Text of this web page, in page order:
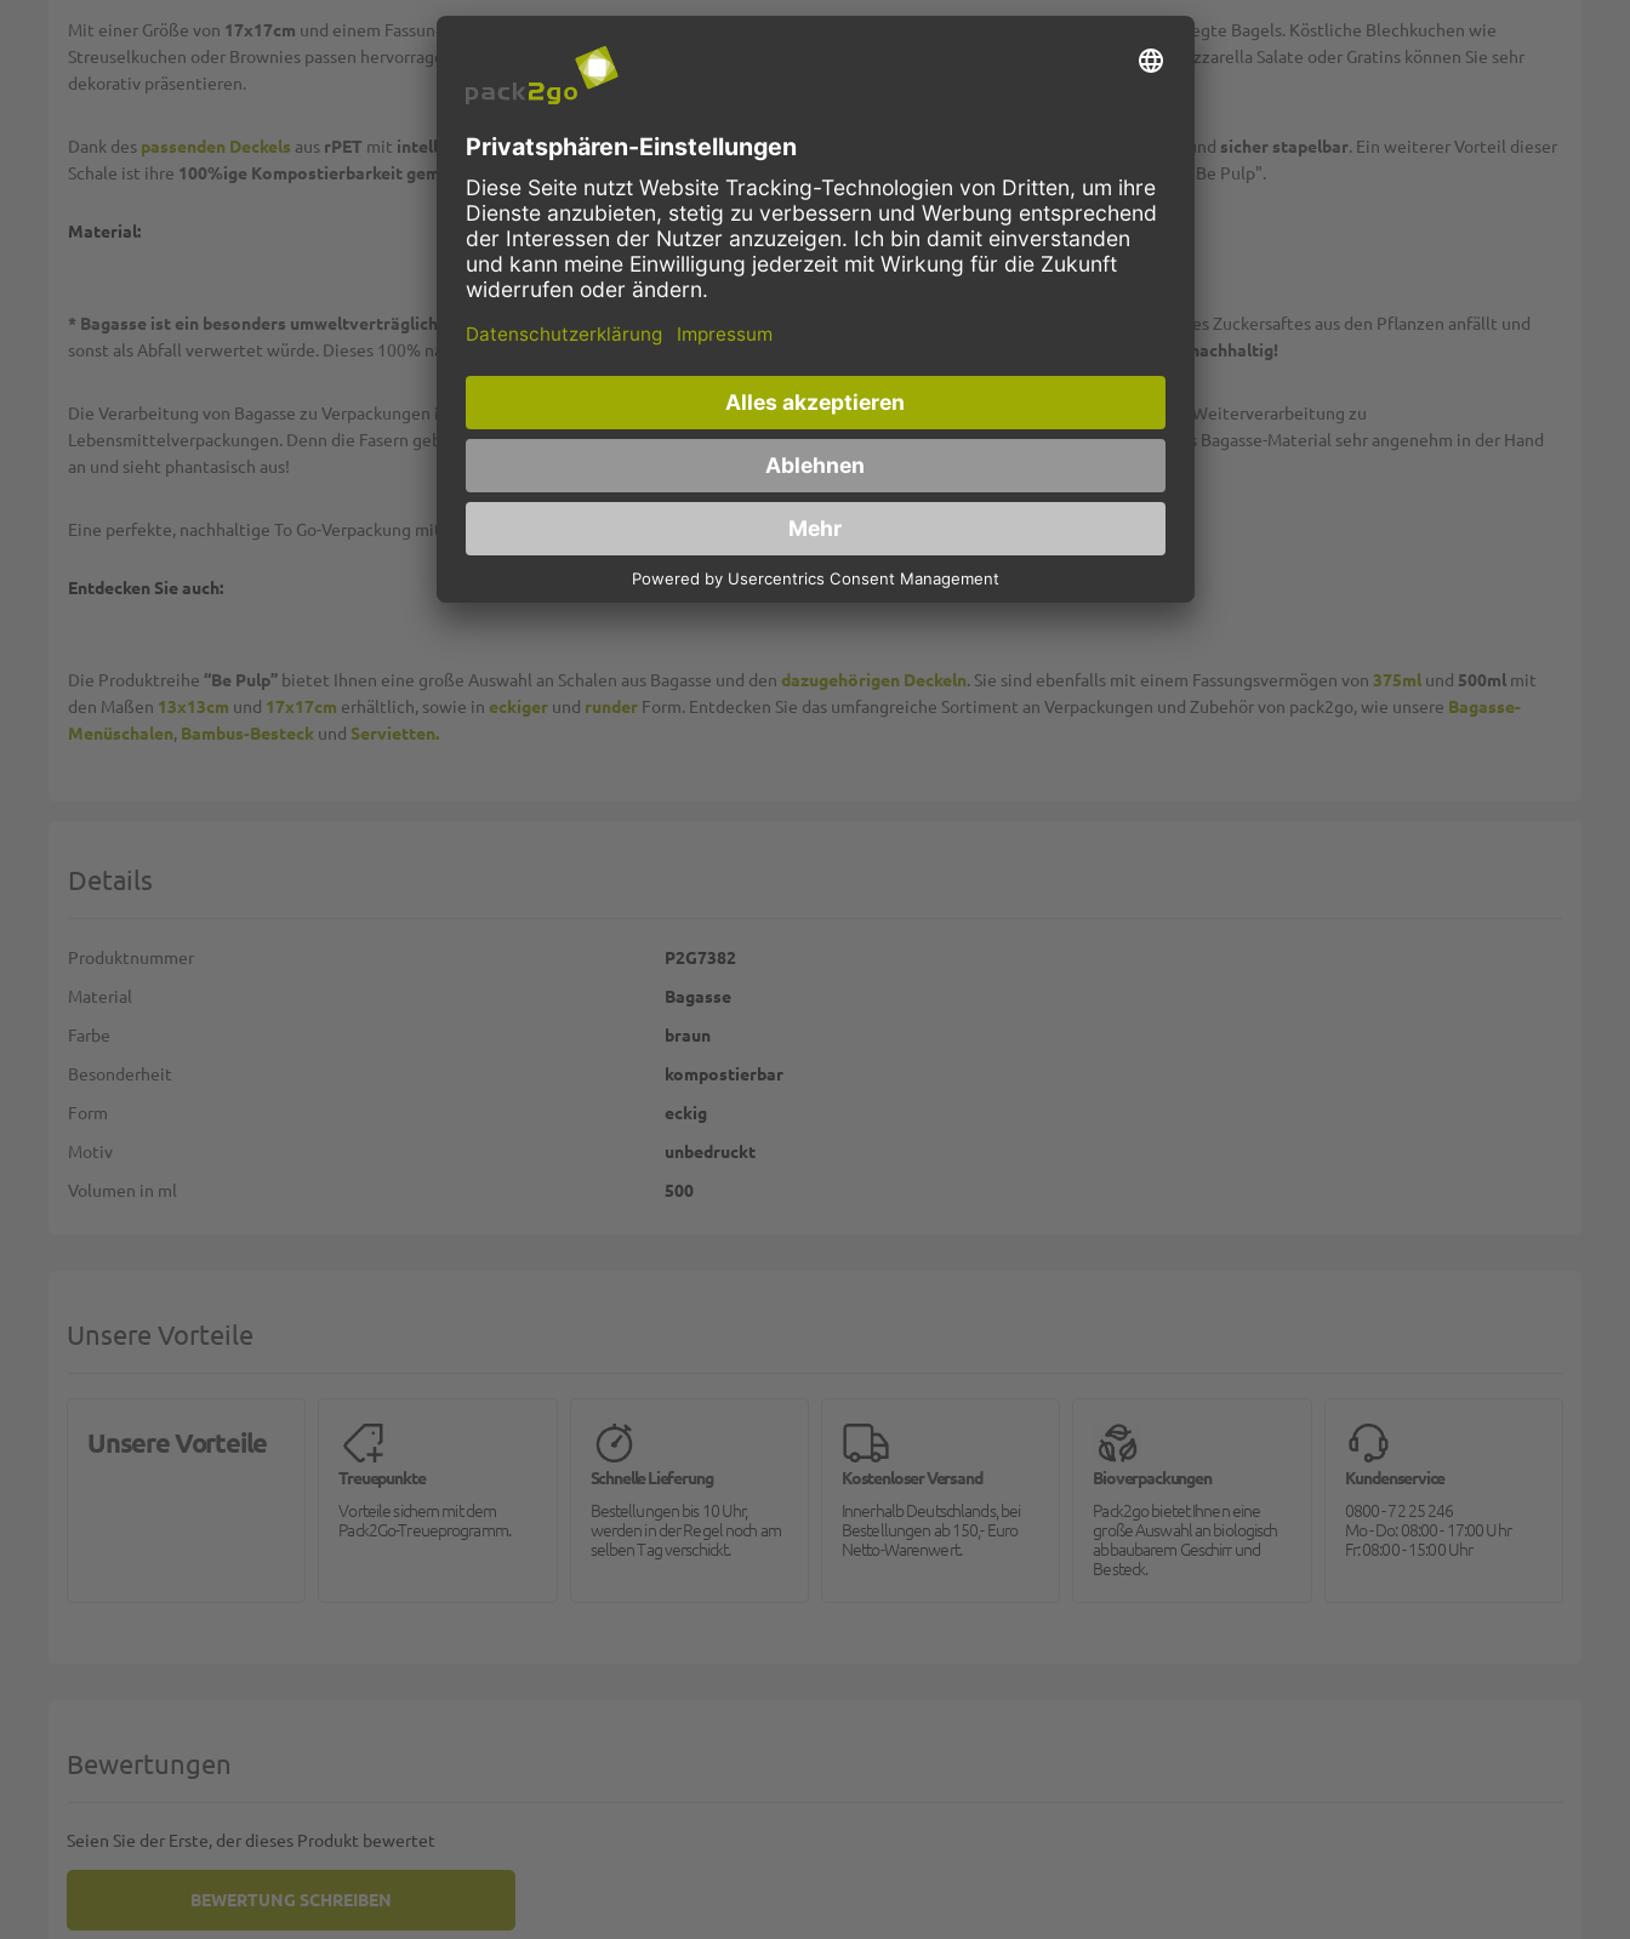
Mit einer Größe von 17x17cm und einem Fassungsvermögen von
eignet sich diese quadratische Schale perfekt für leckere Antipasti oder belegte Bagels. Köstliche Blechkuchen wie
Streuselkuchen oder Brownies passen hervorragend in die flache Schale. Auch aufgeschnittene Früchte oder geschichtete Beilagen wie Tomate-Mozzarella Salate oder Gratins können Sie sehr
dekorativ präsentieren.
Dank des passenden Deckels aus rPET mit intelligenter Vertiefungist die Schale ideal für den "To-Go" Verkauf geeignet. Zudem ist sie und sicher stapelbar. Ein weiterer Vorteil dieser
Schale ist ihre 100%ige Kompostierbarkeit gemäß EN 13 432 . Überzeugen Sie sich selbst von der Qualität und Nachhaltigkeit der pack2go Schale "Be Pulp".
Material:
* Bagasse ist ein besonders umweltverträglicher Rohstoff
, der bei der Gewinnung von Zuckerrohr als "Beiprodukt" abfällt und beim Auspressen des Zuckersaftes aus den Pflanzen anfällt und
sonst als Abfall verwertet würde. Dieses 100% natürliche Material kann selbstverständlich kompostiert werden.
Somit ist es in doppelter Hinsicht nachhaltig!
Die Verarbeitung von Bagasse zu Verpackungen ist besonders innovativ: Die langfaserigen Fasern des Zuckerrohrs eignen sich besonders gut für die Weiterverarbeitung zu
Lebensmittelverpackungen. Denn die Fasern geben viel Stabilität und machen das Produkt feuchtigkeitsfest und auslaufsicher. Zudem fühlt sich das Bagasse-Material sehr angenehm in der Hand
an und sieht phantasisch aus!
Eine perfekte, nachhaltige To Go-Verpackung mit auffallend schöner, natürlicher Optik!
Entdecken Sie auch:
Die Produktreihe “Be Pulp” bietet Ihnen eine große Auswahl an Schalen aus Bagasse und den dazugehörigen Deckeln. Sie sind ebenfalls mit einem Fassungsvermögen von 375ml und 500ml mit
den Maßen 13x13cm und 17x17cm erhältlich, sowie in eckiger und runder Form. Entdecken Sie das umfangreiche Sortiment an Verpackungen und Zubehör von pack2go, wie unsere Bagasse-
Menüschalen, Bambus-Besteck und Servietten.
Details
Weitere Informationen
Produktnummer
P2G7382
Material
Bagasse
Farbe
braun
Besonderheit
kompostierbar
Form
eckig
Motiv
unbedruckt
Volumen in ml
500
Unsere Vorteile
Unsere Vorteile
Treuepunkte
Vorteile sichern mit dem
Pack2Go-Treueprogramm.
Schnelle Lieferung
Bestellungen bis 10 Uhr,
werden in der Regel noch am
selben Tag verschickt.
Kostenloser Versand
Innerhalb Deutschlands, bei
Bestellungen ab 150,- Euro
Netto-Warenwert.
Bioverpackungen
Pack2go bietet Ihnen eine
große Auswahl an biologisch
abbaubarem Geschirr und
Besteck.
Kundenservice
0800 - 72 25 246
Mo - Do: 08:00 - 17:00 Uhr
Fr: 08:00 - 15:00 Uhr
Bewertungen
Seien Sie der Erste, der dieses Produkt bewertet
BEWERTUNG SCHREIBEN